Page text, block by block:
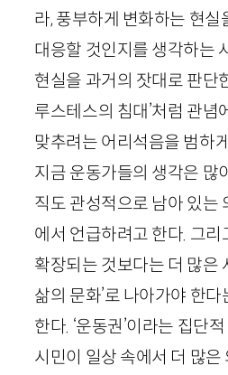
라, 풍부하게 변화하는 현실
대응할 것인지를 생각하는
현실을 과거의 잣대로 판단
루스테스의 침대’처럼 관념
맞추려는 어리석음을 범하
지금 운동가들의 생각은 많
직도 관성적으로 남아 있는
에서 언급하려고 한다. 그리
확장되는 것보다는 더 많은
삶의 문화’로 나아가야 한
한다. ‘운동권’이라는 집단
시민이 일상 속에서 더 많은